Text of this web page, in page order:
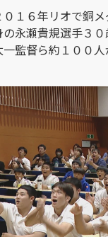
１６年リオで銅
の永瀬貴規選手３
監督ら約１００